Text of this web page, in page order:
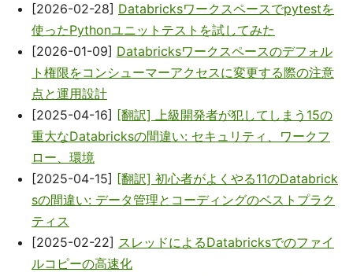
[2026-02-28] Databricksワークスペースでpytestを
使ったPythonユニットテストを試してみた
[2026-01-09] Databricksワークスペースのデフォル
ト権限をコンシューマーアクセスに変更する際の注意
点と運用設計
[2025-04-16] [翻訳] 上級開発者が犯してしまう15の
重大なDatabricksの間違い: セキュリティ、ワークフ
ロー、環境
[2025-04-15] [翻訳] 初心者がよくやる11のDatabrick
sの間違い: データ管理とコーディングのベストプラク
ティス
[2025-02-22] スレッドによるDatabricksでのファイ
ルコピーの高速化